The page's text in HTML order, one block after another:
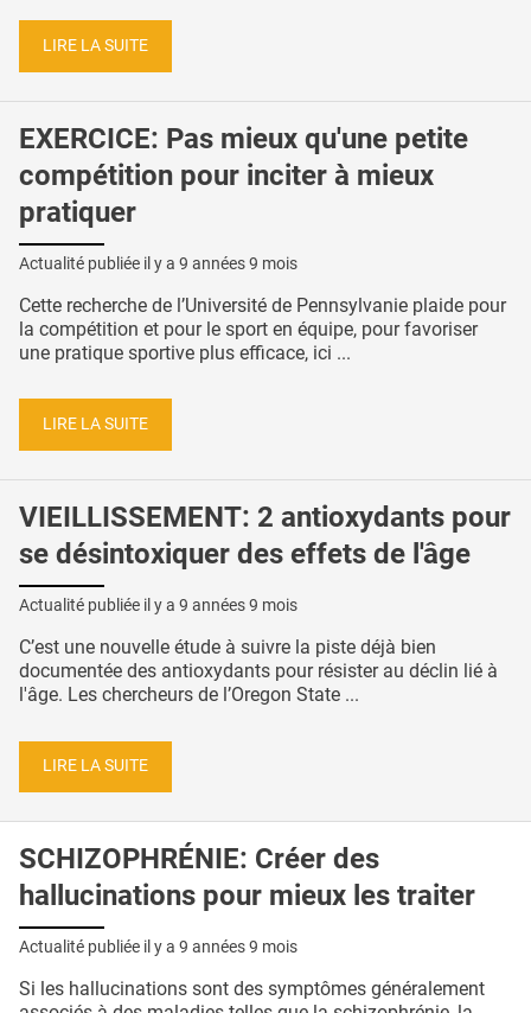
LIRE LA SUITE
EXERCICE: Pas mieux qu'une petite
compétition pour inciter à mieux
pratiquer
Actualité publiée il y a 9 années 9 mois
Cette recherche de l’Université de Pennsylvanie plaide pour
la compétition et pour le sport en équipe, pour favoriser
une pratique sportive plus efficace, ici ...
LIRE LA SUITE
VIEILLISSEMENT: 2 antioxydants pour
se désintoxiquer des effets de l'âge
Actualité publiée il y a 9 années 9 mois
C’est une nouvelle étude à suivre la piste déjà bien
documentée des antioxydants pour résister au déclin lié à
l'âge. Les chercheurs de l’Oregon State ...
LIRE LA SUITE
SCHIZOPHRÉNIE: Créer des
hallucinations pour mieux les traiter
Actualité publiée il y a 9 années 9 mois
Si les hallucinations sont des symptômes généralement